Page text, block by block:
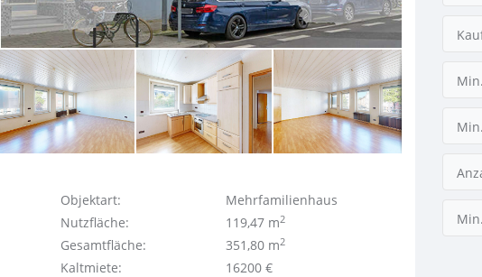
Objektart:
Mehrfamilienhaus
Nutzfläche: 119,47 m2
Gesamtfläche: 351,80 m2
Kaltmiete: 16200 €